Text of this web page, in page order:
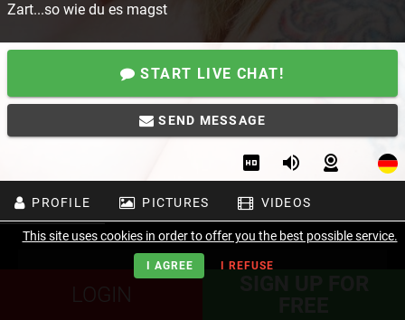
Zart...so wie du es magst
START LIVE CHAT!
SEND MESSAGE
PROFILE PICTURES VIDEOS
LOGIN
This site uses cookies in order to offer you the best possible service.
I AGREE I REFUSE